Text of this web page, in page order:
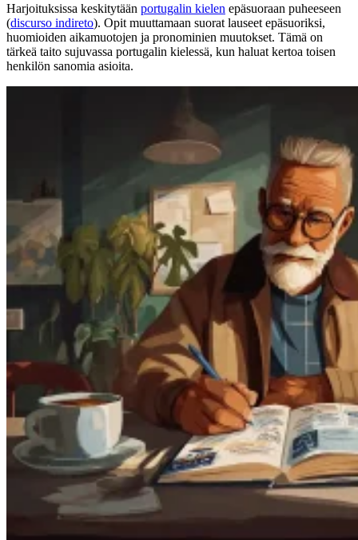
Harjoituksissa keskitytään portugalin kielen epäsuoraan puheeseen
(discurso indireto). Opit muuttamaan suorat lauseet epäsuoriksi,
huomioiden aikamuotojen ja pronominien muutokset. Tämä on
tärkeä taito sujuvassa portugalin kielessä, kun haluat kertoa toisen
henkilön sanomia asioita.